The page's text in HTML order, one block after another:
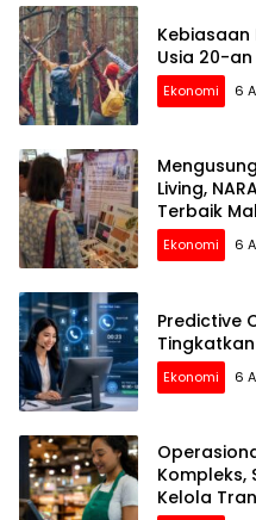
Kebiasaan
Usia 20-an
Ekonomi 6
Living,
Terbaik
Ekonomi 6
Predictive
Ekonomi 6
Kompleks,
Kelola